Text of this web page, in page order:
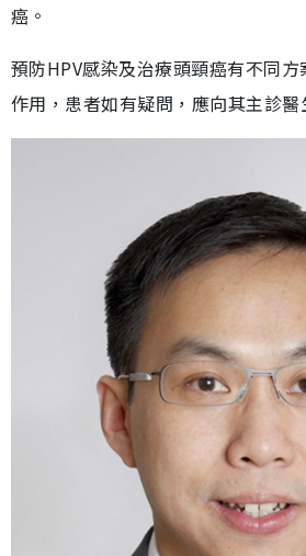
癌。
預防HPV感染及治療頭頸癌有不同
作用，患者如有疑問，應向其主診醫